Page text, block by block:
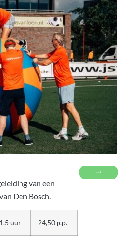
van een
Den Bosch.
uur 24,50 p.p.